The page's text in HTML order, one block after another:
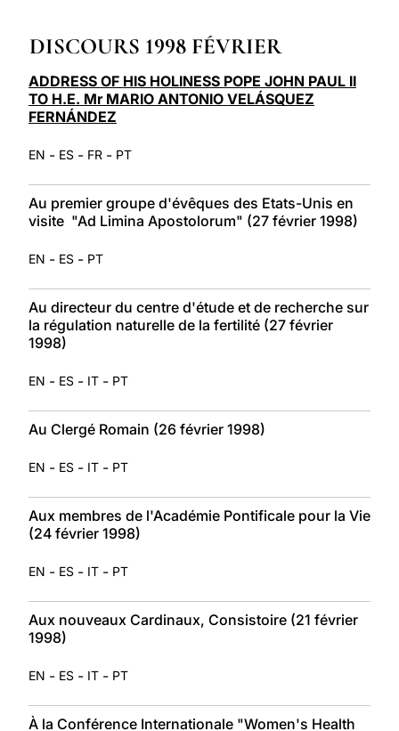
LATINE
DISCOURS 1998 FÉVRIER
ADDRESS OF HIS HOLINESS POPE JOHN PAUL II
TO H.E. Mr MARIO ANTONIO VELÁSQUEZ
FERNÁNDEZ
EN - ES - FR - PT
Au premier groupe d'évêques des Etats-Unis en
visite "Ad Limina Apostolorum" (27 février 1998)
EN - ES - PT
Au directeur du centre d'étude et de recherche sur
la régulation naturelle de la fertilité (27 février
1998)
EN - ES - IT - PT
Au Clergé Romain (26 février 1998)
EN - ES - IT - PT
Aux membres de l'Académie Pontificale pour la Vie
(24 février 1998)
EN - ES - IT - PT
Aux nouveaux Cardinaux, Consistoire (21 février
1998)
EN - ES - IT - PT
À la Conférence Internationale "Women's Health